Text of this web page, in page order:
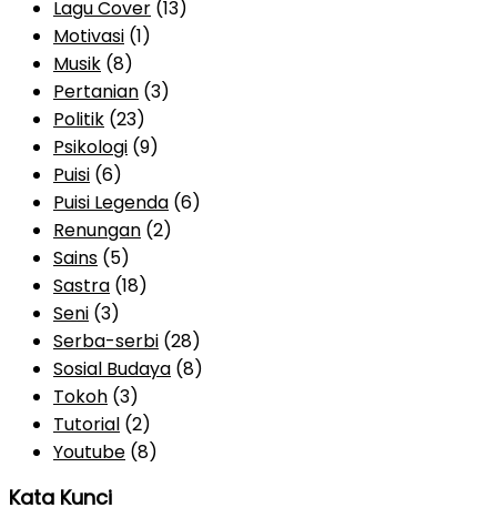
Lagu Cover (13)
Motivasi (1)
Musik (8)
Pertanian (3)
Politik (23)
Psikologi (9)
Puisi (6)
Puisi Legenda (6)
Renungan (2)
Sains (5)
Sastra (18)
Seni (3)
Serba-serbi (28)
Sosial Budaya (8)
Tokoh (3)
Tutorial (2)
Youtube (8)
Kata Kunci